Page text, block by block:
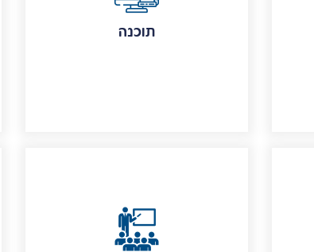
תוכנה